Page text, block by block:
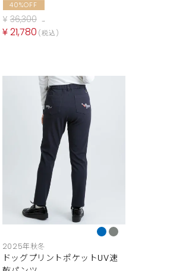
40%OFF
¥ 36,300 →
¥21,780 税込
2025年秋冬
ドッグプリントポケットUV速